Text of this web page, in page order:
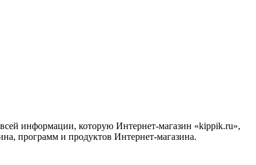
информации, которую Интернет-магазин «kippik.ru»,
программ и продуктов Интернет-магазина.